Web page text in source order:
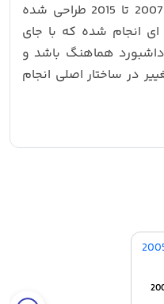
های لندکروز اتاق 200 از مدل 2007 تا 2015 طراحی شده
انجام شده که با جای
هماهنگ باشد و
در ساختار اصلی انجام